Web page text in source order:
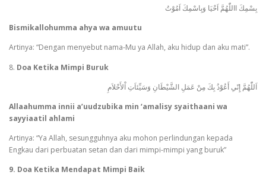
بِسْمِكَ االلّٰهُمَّ اَحْيَا وَبِاسْمِكَ اَمُوْتُ
Bismikallohumma ahya wa amuutu
Artinya: “Dengan menyebut nama-Mu ya Allah, aku hidup dan aku mati”.
8. Doa Ketika Mimpi Buruk
اَللّٰهُمَّ إِنّىِ أَعُوْذُ بِكَ مِنْ عَمَلِ الشَّيْطَانِ وَسَيِّئاَتِ اْلأَحْلاَمِ
Allaahumma innii a’uudzubika min ‘amalisy syaithaani wa
sayyiaatil ahlami
Artinya: “Ya Allah, sesungguhnya aku mohon perlindungan kepada
Engkau dari perbuatan setan dan dari mimpi-mimpi yang buruk”
9. Doa Ketika Mendapat Mimpi Baik